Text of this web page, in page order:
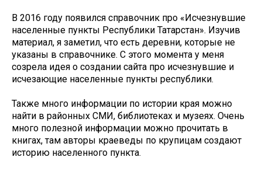
В 2016 году появился справочник про «Исчезнувшие
населенные пункты Республики Татарстан». Изучив
материал, я заметил, что есть деревни, которые не
указаны в справочнике. С этого момента у меня
созрела идея о создании сайта про исчезнувшие и
исчезающие населенные пункты республики.
Также много информации по истории края можно
найти в районных СМИ, библиотеках и музеях. Очень
много полезной информации можно прочитать в
книгах, там авторы краеведы по крупицам создают
историю населенного пункта.